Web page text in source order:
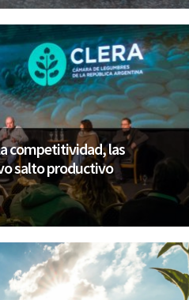
competitividad, las
salto productivo